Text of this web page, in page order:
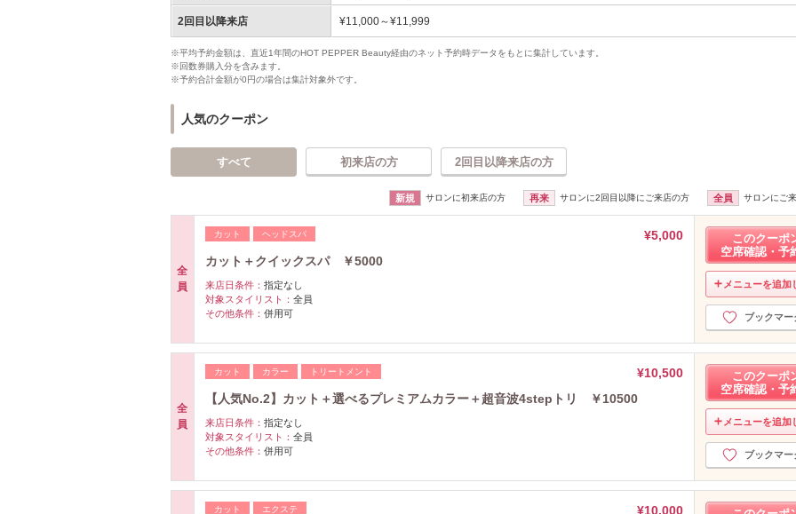
2回目以降来店 ¥11,000～¥11,999
※平均予約金額は、直近1年間のHOT PEPPER Beauty経由のネット予約時データをもとに集計しています。
※回数券購入分を含みます。
※予約合計金額が0円の場合は集計対象外です。
人気のクーポン
すべて 初来店の方 2回目以降来店の方
新規 サロンに初来店の方 再来 サロンに2回目以降にご来店の方 全員 サロンにご
全
員
カット ヘッドスパ
¥5,000
カット＋クイックスパ ￥5000
来店日条件： 指定なし
対象スタイリスト： 全員
その他条件： 併用可
このクーポ
空席確認・予
メニューを追加
ブックマー
全
員
カット カラー トリートメント
¥10,500
【人気No.2】カット＋選べるプレミアムカラー＋超音波4stepトリ ￥10500
来店日条件： 指定なし
対象スタイリスト： 全員
その他条件： 併用可
このクーポ
空席確認・予
メニューを追加
ブックマー
カット エクステ
¥10,000